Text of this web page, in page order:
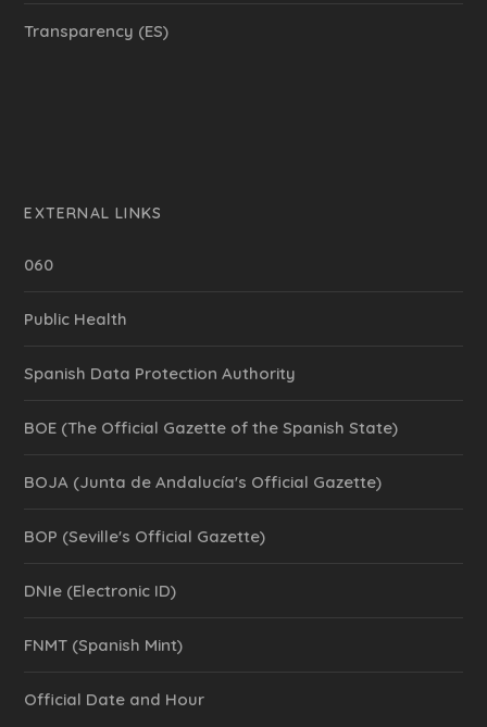
Transparency (ES)
EXTERNAL LINKS
060
Public Health
Spanish Data Protection Authority
BOE (The Official Gazette of the Spanish State)
BOJA (Junta de Andalucía's Official Gazette)
BOP (Seville's Official Gazette)
DNIe (Electronic ID)
FNMT (Spanish Mint)
Official Date and Hour